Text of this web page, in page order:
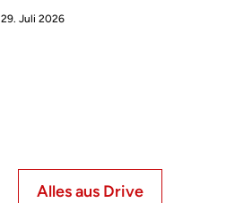
29. Juli 2026
Alles aus Drive